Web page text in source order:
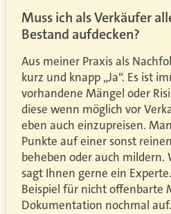
Muss ich als Verkäufer
Bestand aufdecken?
Aus meiner Praxis als
kurz und knapp „Ja“. Es ist
vorhandene Mängel oder
diese wenn möglich vor
eben auch einzupreisen.
Punkte auf einer sonst
beheben oder auch mildern.
sagt Ihnen gerne ein
Beispiel für nicht offenbarte
Dokumentation nochmal auf.